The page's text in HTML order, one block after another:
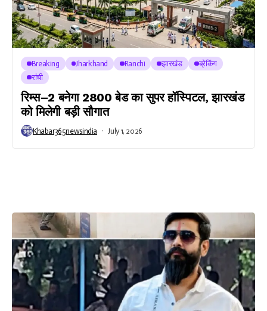
Breaking Jharkhand Ranchi झारखंड
ब्रेकिंग
रांची
रिम्स–2 बनेगा 2800 बेड का सुपर हॉस्पिटल, झारखंड
को मिलेगी बड़ी सौगात
Khabar365newsindia July 1, 2026